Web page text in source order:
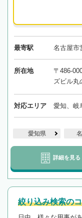
最寄駅 名古屋市
所在地
〒486-
ズビル丸
対応エリア 愛知、岐
愛知県
詳細を見る
絞り込み検索の